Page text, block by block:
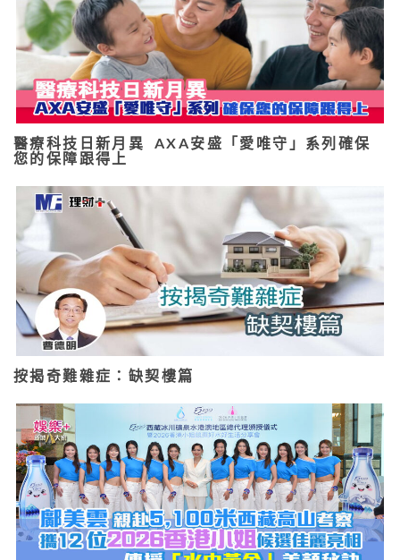
醫療科技日新月異 AXA安盛「愛唯守」系列確保
您的保障跟得上
按揭奇難雜症：缺契樓篇